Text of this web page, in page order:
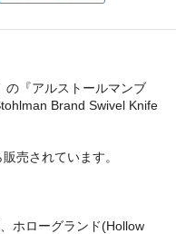
の『アルストールマンブ
Brand Swivel Knife
売されています。
ホローグランド(Hollow